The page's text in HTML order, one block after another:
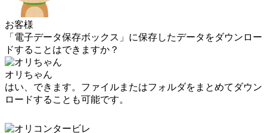
お客様
「電子データ保存ボックス」に保存したデータをダウンロー
ドすることはできますか？
オリちゃん
はい、できます。ファイルまたはフォルダをまとめてダウン
ロードすることも可能です。